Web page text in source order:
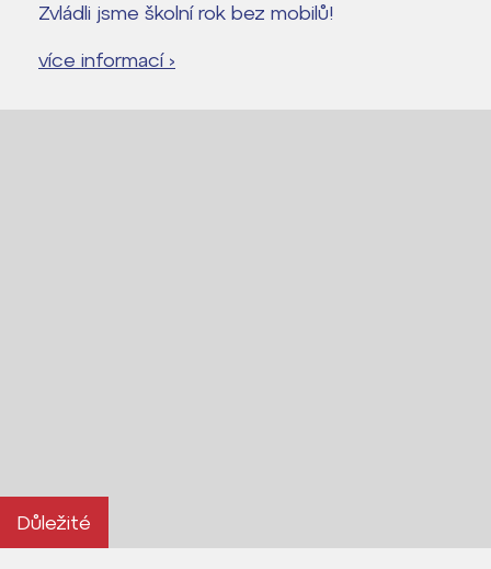
Zvládli jsme školní rok bez mobilů!
více informací ›
Důležité